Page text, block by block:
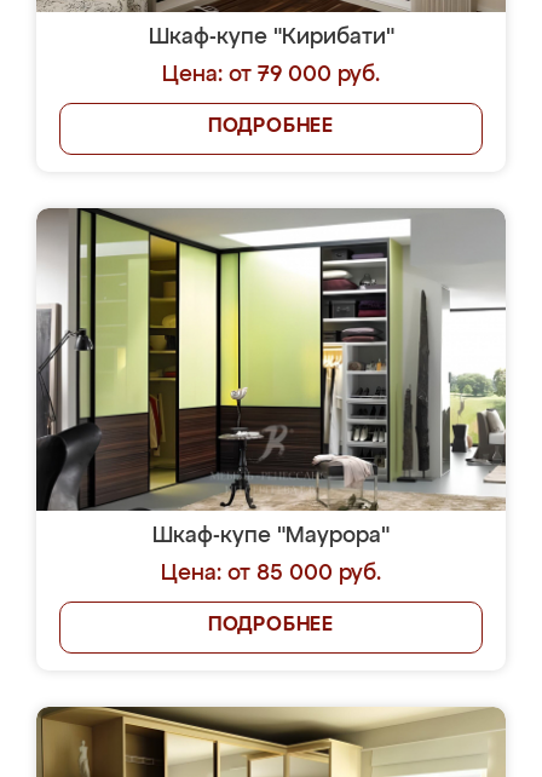
Шкаф-купе "Кирибати"
Цена: от 79 000 руб.
ПОДРОБНЕЕ
Шкаф-купе "Маурора"
Цена: от 85 000 руб.
ПОДРОБНЕЕ